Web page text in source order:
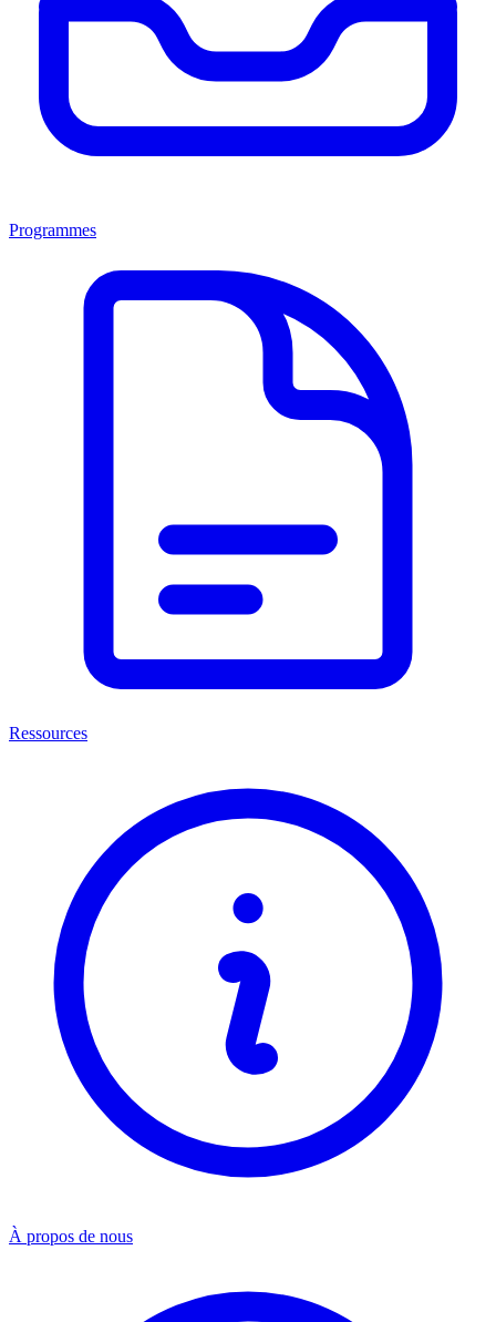
Programmes
Ressources
À propos de nous